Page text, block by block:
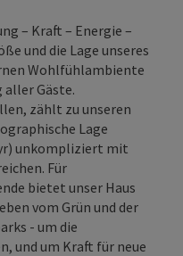
– Kraft – Energie –
und die Lage unseres
Wohlfühlambiente
Gäste.
zählt zu unseren
Lage
unkompliziert mit
Für
bietet unser Haus
vom Grün und der
- um die
und um Kraft für neue